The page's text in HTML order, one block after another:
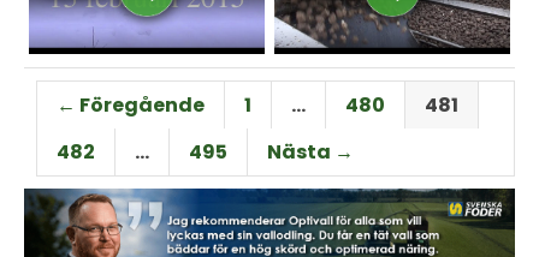
← Föregående 1 … 480
481
482
… 495 Nästa →